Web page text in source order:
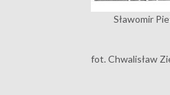
Sławomir
fot. Chwalisław